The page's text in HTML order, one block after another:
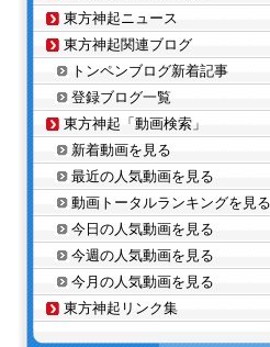
東方神起ニュース
東方神起関連ブログ
トンペンブログ新着記事
登録ブログ一覧
東方神起「動画検索」
新着動画を見る
最近の人気動画を見る
動画トータルランキングを見る
今日の人気動画を見る
今週の人気動画を見る
今月の人気動画を見る
東方神起リンク集